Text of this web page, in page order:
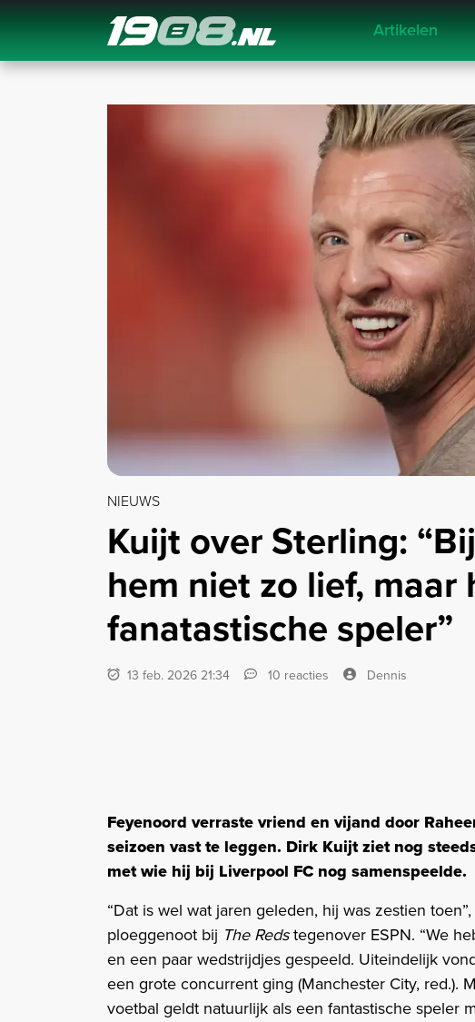
Navigation Artikelen
NIEUWS
Kuijt over Sterling:
hem niet zo lief, maar
fanatastische speler”
13 feb. 2026 21:34 10 reacties Dennis
Feyenoord verraste vriend en vijand door
seizoen vast te leggen. Dirk Kuijt ziet nog
met wie hij bij Liverpool FC nog samenspeelde.
“Dat is wel wat jaren geleden, hij was zestien
ploeggenoot bij The Redstegenover ESPN. “We
en een paar wedstrijdjes gespeeld. Uiteindelijk
een grote concurrent ging (Manchester City, red.).
voetbal geldt natuurlijk als een fantastische speler